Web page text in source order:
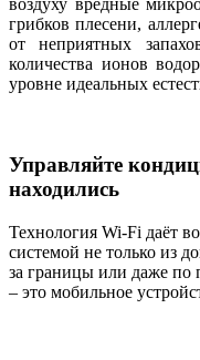
воздуху вредные
грибков плесени,
от неприятных
количества ионов
уровне идеальных
Управляйте
находились
Технология Wi-Fi даёт
системой не только из
за границы или даже по
– это мобильное